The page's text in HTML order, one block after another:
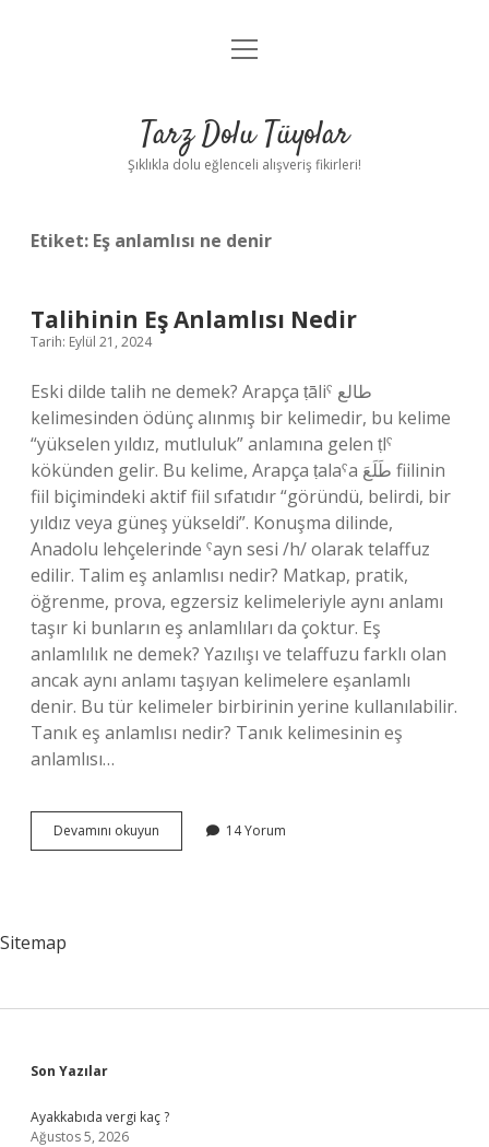
Anasayfa
Yasal Uyarı
menüyü
Tarz Dolu Tüyolar
Şıklıkla dolu eğlenceli alışveriş fikirleri!
Etiket: Eş anlamlısı ne denir
Talihinin Eş Anlamlısı Nedir
Tarih: Eylül 21, 2024
Eski dilde talih ne demek? Arapça ṭāliˁ طالع
kelimesinden ödünç alınmış bir kelimedir, bu kelime
“yükselen yıldız, mutluluk” anlamına gelen ṭlˁ
kökünden gelir. Bu kelime, Arapça ṭalaˁa طَلَعَ fiilinin
fiil biçimindeki aktif fiil sıfatıdır “göründü, belirdi, bir
yıldız veya güneş yükseldi”. Konuşma dilinde,
Anadolu lehçelerinde ˁayn sesi /h/ olarak telaffuz
edilir. Talim eş anlamlısı nedir? Matkap, pratik,
öğrenme, prova, egzersiz kelimeleriyle aynı anlamı
taşır ki bunların eş anlamlıları da çoktur. Eş
anlamlılık ne demek? Yazılışı ve telaffuzu farklı olan
ancak aynı anlamı taşıyan kelimelere eşanlamlı
denir. Bu tür kelimeler birbirinin yerine kullanılabilir.
Tanık eş anlamlısı nedir? Tanık kelimesinin eş
anlamlısı…
Devamını okuyun Talihinin
Eş
14 Yorum
Sitemap
Sidebar
Son Yazılar
Ayakkabıda vergi kaç ?
Ağustos 5, 2026